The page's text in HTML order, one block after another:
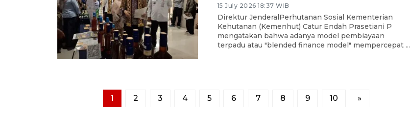
15 July 2026 18:37 WIB
Direktur JenderalPerhutanan Sosial Kementerian
Kehutanan (Kemenhut) Catur Endah Prasetiani P
mengatakan bahwa adanya model pembiayaan
terpadu atau "blended finance model" mempercepat ...
1 2 3 4 5 6 7 8 9 10 »